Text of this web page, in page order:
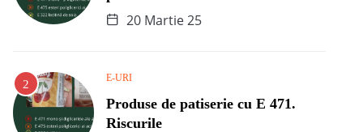
20 Martie 25
E-URI
Produse de patiserie cu E 471.
Riscurile